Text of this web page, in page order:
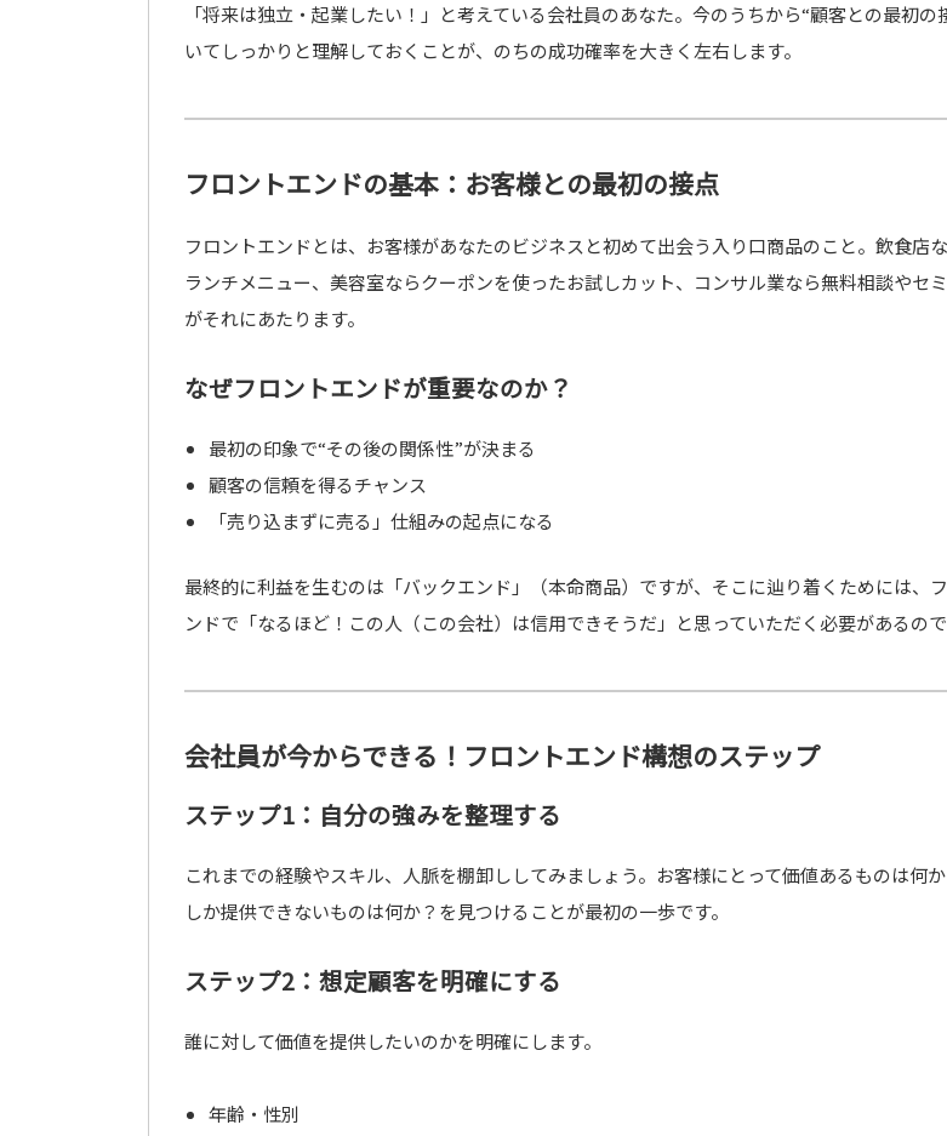
「将来は独立・起業したい！」と考えている会社員のあなた。今のうちから“顧客との最初の
いてしっかりと理解しておくことが、のちの成功確率を大きく左右します。
フロントエンドの基本：お客様との最初の接点
フロントエンドとは、お客様があなたのビジネスと初めて出会う入り口商品のこと。飲食店
ランチメニュー、美容室ならクーポンを使ったお試しカット、コンサル業なら無料相談やセ
がそれにあたります。
なぜフロントエンドが重要なのか？
最初の印象で“その後の関係性”が決まる
顧客の信頼を得るチャンス
「売り込まずに売る」仕組みの起点になる
最終的に利益を生むのは「バックエンド」（本命商品）ですが、そこに辿り着くためには、
ンドで「なるほど！この人（この会社）は信用できそうだ」と思っていただく必要があるので
会社員が今からできる！フロントエンド構想のステップ
ステップ1：自分の強みを整理する
これまでの経験やスキル、人脈を棚卸ししてみましょう。お客様にとって価値あるものは何
しか提供できないものは何か？を見つけることが最初の一歩です。
ステップ2：想定顧客を明確にする
誰に対して価値を提供したいのかを明確にします。
年齢・性別